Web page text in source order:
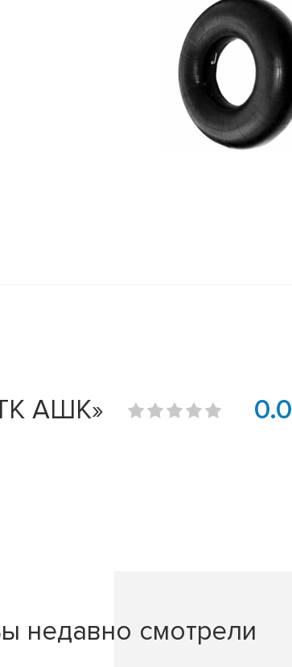
АШК» 0.0
недавно смотрели